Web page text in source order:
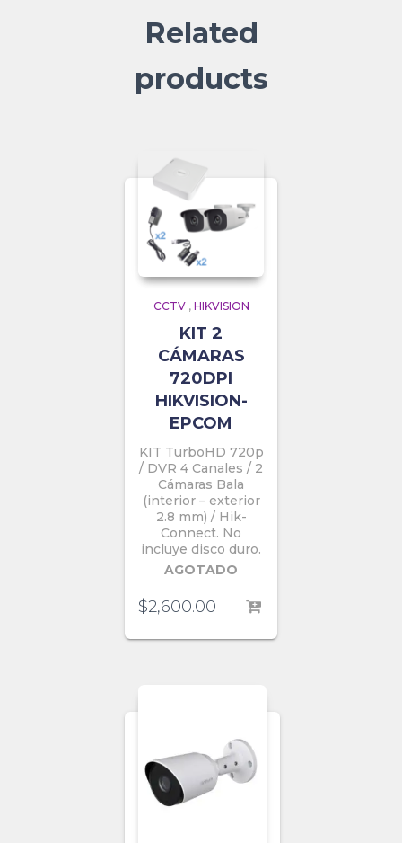
Related
products
CCTV, HIKVISION
KIT 2
CÁMARAS
720DPI
HIKVISION-
EPCOM
KIT TurboHD 720p
/ DVR 4 Canales / 2
Cámaras Bala
(interior – exterior
2.8 mm) / Hik-
Connect. No
incluye disco duro.
AGOTADO
$2,600.00